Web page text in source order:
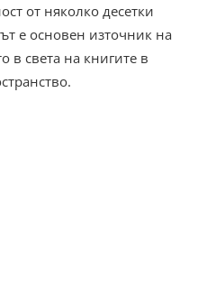
от няколко десетки
е основен източник на
в света на книгите в